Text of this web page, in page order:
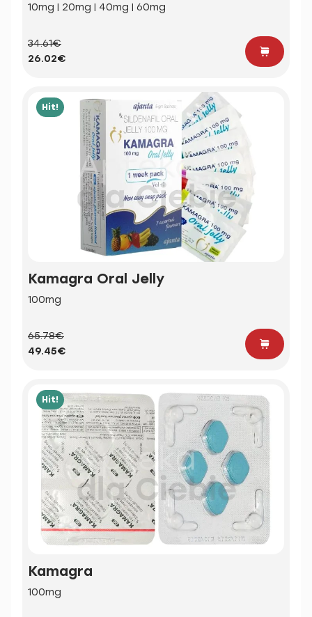
10mg | 20mg | 40mg | 60mg
34.61€
26.02€
Hit!
Kamagra Oral Jelly
100mg
65.78€
49.45€
Hit!
Kamagra
100mg